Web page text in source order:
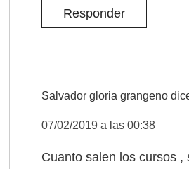
Responder
Salvador gloria grangeno
07/02/2019 a las 00:38
Cuanto salen los cursos ,